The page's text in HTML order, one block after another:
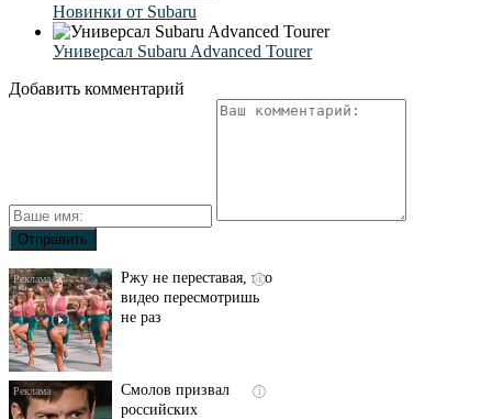
Новинки от Subaru
Универсал Subaru Advanced Tourer
Добавить комментарий
i
Ржу не переставая, это
видео пересмотришь
не раз
i
Смолов призвал
российских